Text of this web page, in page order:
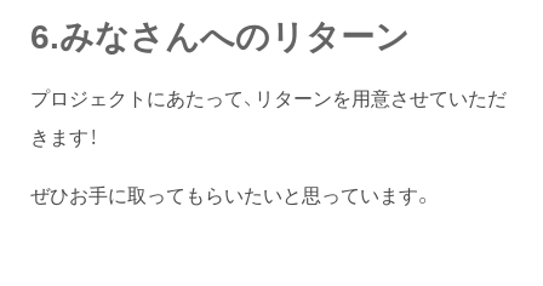
6.みなさんへのリターン
プロジェクトにあたって、リターンを用意させていただ
きます！
ぜひお手に取ってもらいたいと思っています。